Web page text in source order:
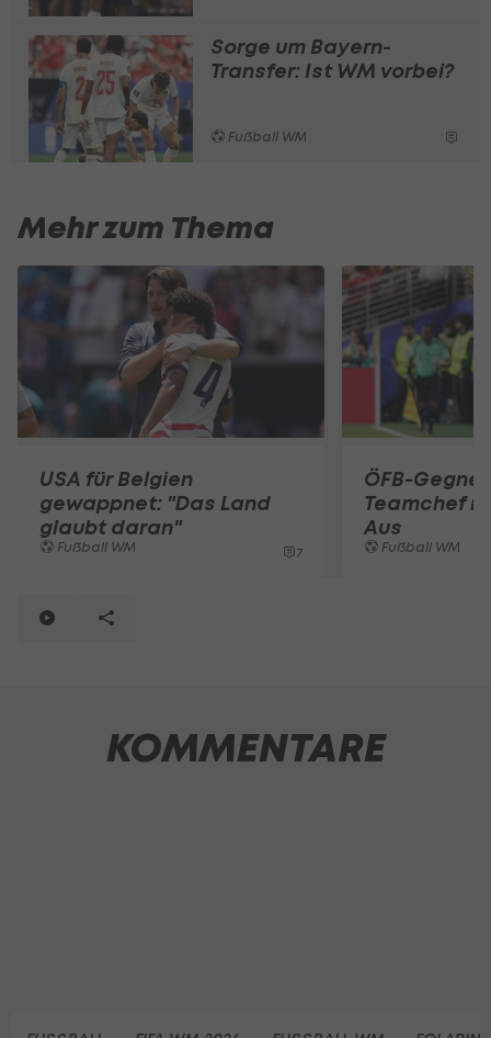
Sorge um Bayern-
Transfer: Ist WM vorbei?
Fußball WM
Mehr zum Thema
USA für Belgien
gewappnet: "Das Land
glaubt daran"
Fußball WM 7
ÖFB-
Teamchef
Aus
Fußball WM
KOMMENTARE